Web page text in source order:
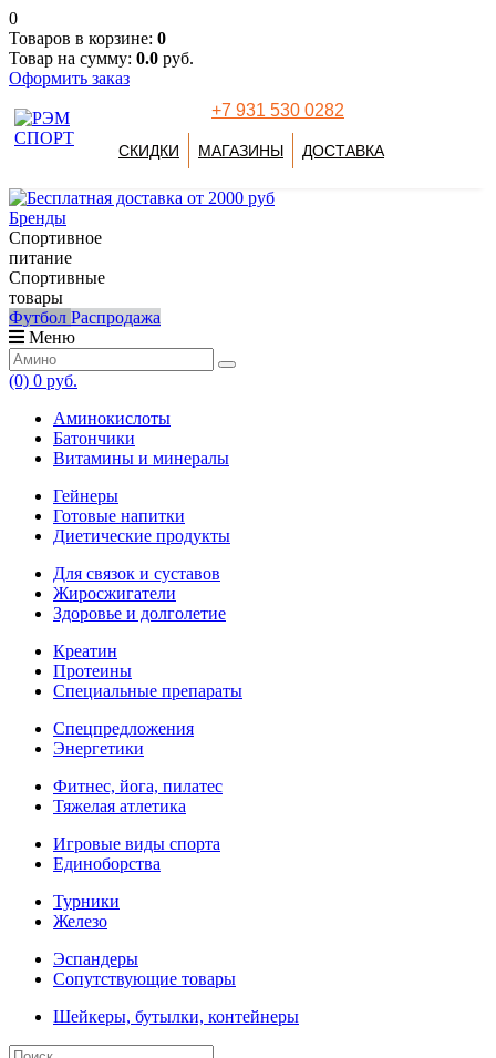
0
Товаров в корзине: 0
Товар на сумму: 0.0 руб.
Оформить заказ
+7 931 530 0282
СКИДКИ МАГАЗИНЫ ДОСТАВКА
Бренды
Спортивное
питание
Спортивные
товары
Футбол Распродажа
Меню
(0) 0 руб.
Аминокислоты
Батончики
Витамины и минералы
Гейнеры
Готовые напитки
Диетические продукты
Для связок и суставов
Жиросжигатели
Здоровье и долголетие
Креатин
Протеины
Специальные препараты
Спецпредложения
Энергетики
Фитнес, йога, пилатес
Тяжелая атлетика
Игровые виды спорта
Единоборства
Турники
Железо
Эспандеры
Сопутствующие товары
Шейкеры, бутылки, контейнеры